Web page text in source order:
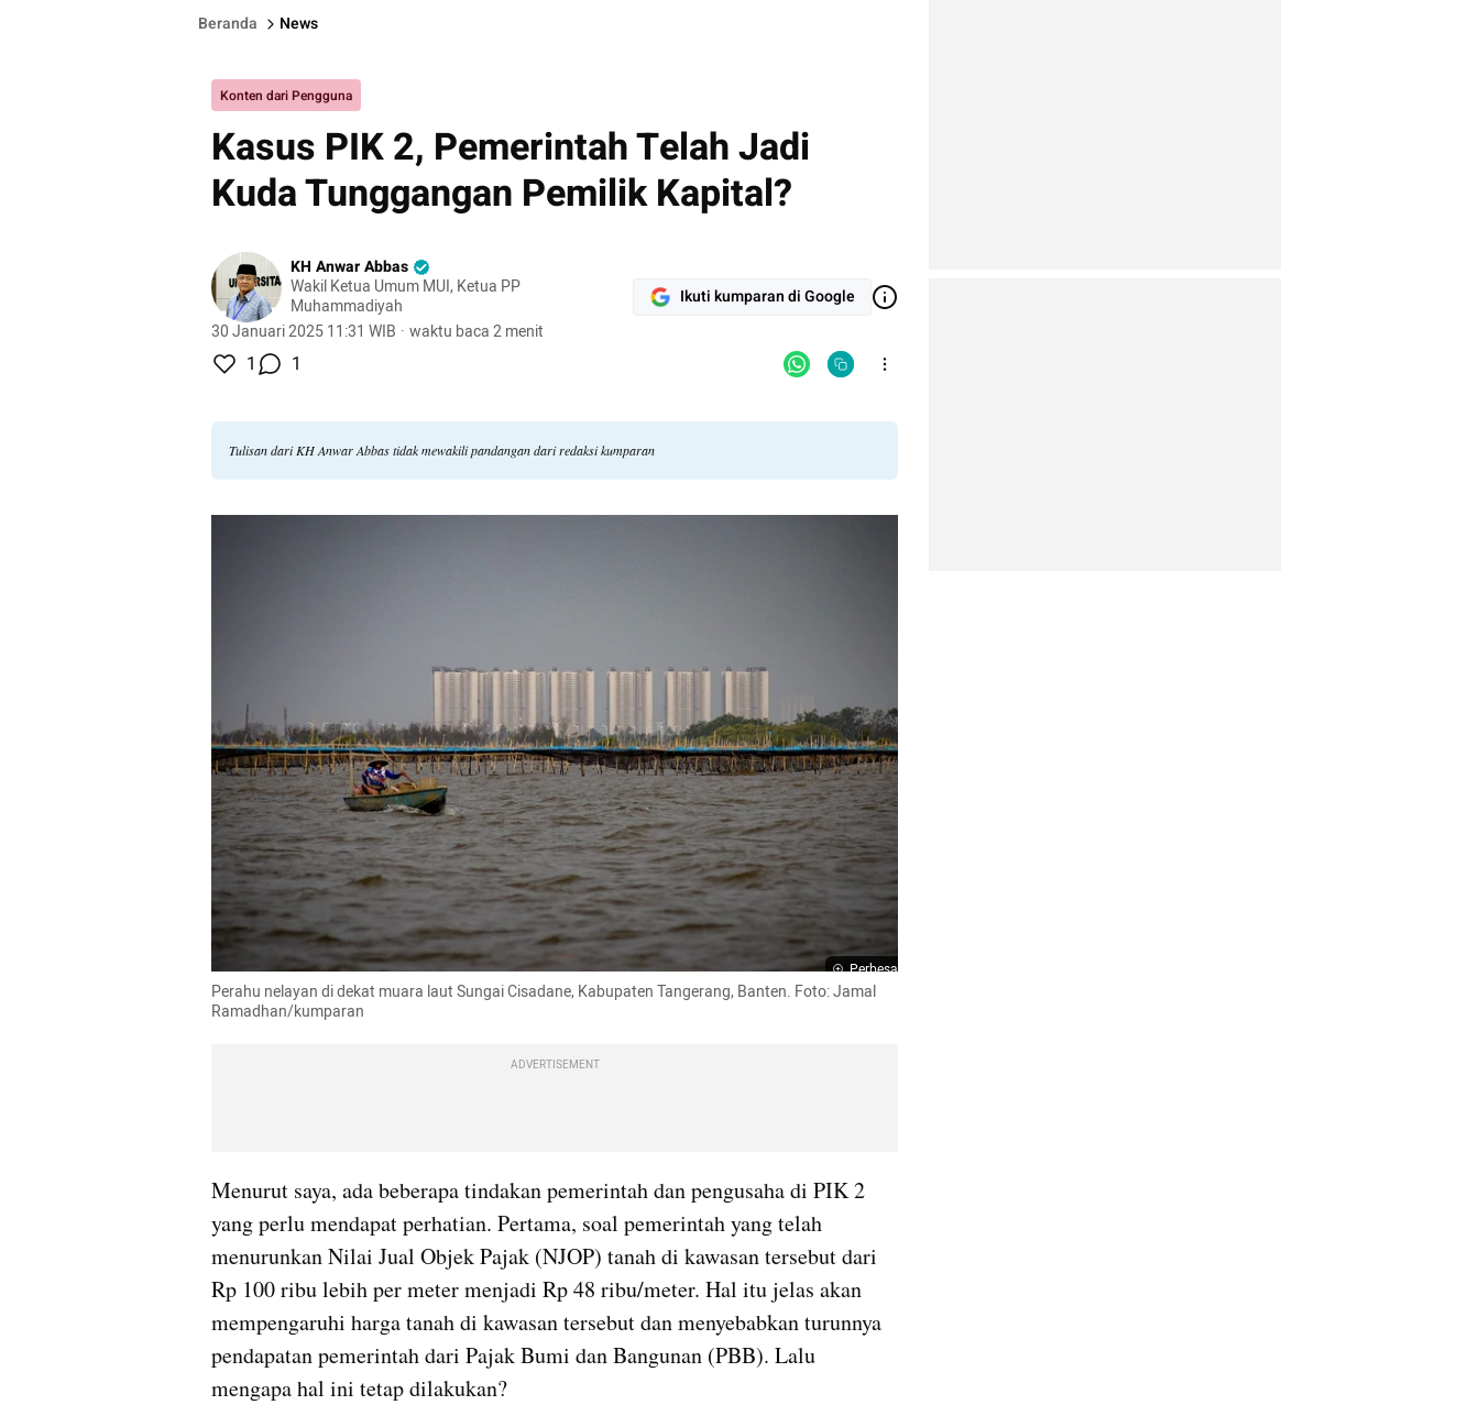
Beranda News
Konten dari Pengguna
Kasus PIK 2, Pemerintah Telah Jadi
Kuda Tunggangan Pemilik Kapital?
KH Anwar Abbas
Wakil Ketua Umum MUI, Ketua PP
Muhammadiyah
30 Januari 2025 11:31 WIB · waktu baca 2 menit
Ikuti kumparan di Google
1 1
Tulisan dari KH Anwar Abbas tidak mewakili pandangan dari redaksi kumparan
Perbesar
Perahu nelayan di dekat muara laut Sungai Cisadane, Kabupaten Tangerang, Banten. Foto: Jamal
Ramadhan/kumparan
ADVERTISEMENT
Menurut saya, ada beberapa tindakan pemerintah dan pengusaha di PIK 2
yang perlu mendapat perhatian. Pertama, soal pemerintah yang telah
menurunkan Nilai Jual Objek Pajak (NJOP) tanah di kawasan tersebut dari
Rp 100 ribu lebih per meter menjadi Rp 48 ribu/meter. Hal itu jelas akan
mempengaruhi harga tanah di kawasan tersebut dan menyebabkan turunnya
pendapatan pemerintah dari Pajak Bumi dan Bangunan (PBB). Lalu
mengapa hal ini tetap dilakukan?